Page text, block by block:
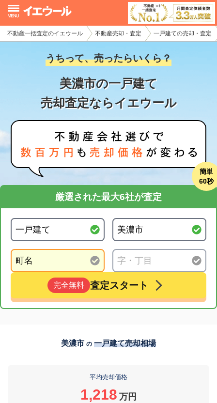
不動産一括査定のイエウール 不動産売却・査定 一戸建ての売却・査定
うちって、売ったらいくら？
美濃市の一戸建て
売却査定ならイエウール
簡単
60秒
厳選された最大6社が査定
完全無料 査定スタート
美濃市 の 一戸建て売却相場
平均売却価格
1,218 万円
イエウール加盟希望の不動産会社様
初めての方へ
不動産売却の流れ
不動産の売却・一括査定
家査定シミュレーター
お問い合わせ